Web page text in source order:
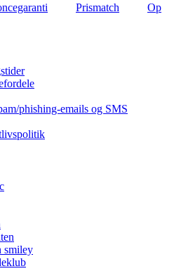
Prismatch
Op
phishing-emails og SMS
smiley